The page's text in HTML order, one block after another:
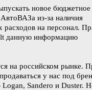
новое бюджетное
из-за наличия
на персонал.
данную информацию
на российском рынке.
у нас под
Sandero и Duster.